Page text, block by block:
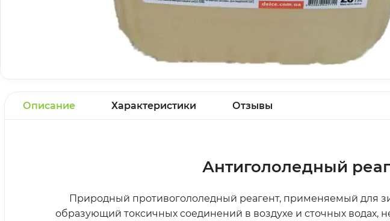
Описание Характеристики Отзывы
Антигололедный
Природный противогололедный реагент, применяемый для
образующий токсичных соединений в воздухе и сточных водах,